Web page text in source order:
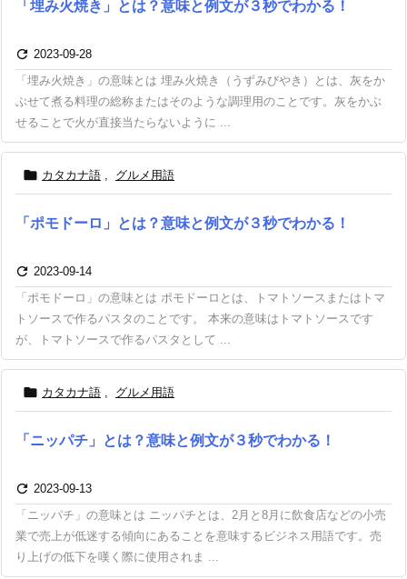
「埋み火焼き」とは？意味と例文が３秒でわかる！
 2023-09-28
「埋み火焼き」の意味とは 埋み火焼き（うずみびやき）とは、灰をか
ぶせて煮る料理の総称またはそのような調理用のことです。灰をかぶ
せることで火が直接当たらないように ...
 カタカナ語 , グルメ用語
「ポモドーロ」とは？意味と例文が３秒でわかる！
 2023-09-14
「ポモドーロ」の意味とは ポモドーロとは、トマトソースまたはトマ
トソースで作るパスタのことです。 本来の意味はトマトソースです
が、トマトソースで作るパスタとして ...
 カタカナ語 , グルメ用語
「ニッパチ」とは？意味と例文が３秒でわかる！
 2023-09-13
「ニッパチ」の意味とは ニッパチとは、2月と8月に飲食店などの小売
業で売上が低迷する傾向にあることを意味するビジネス用語です。売
り上げの低下を嘆く際に使用されま ...